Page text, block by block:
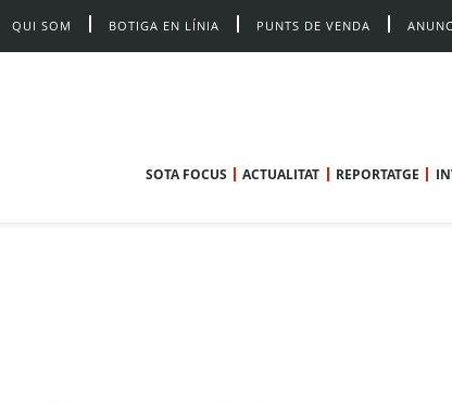
QUI SOM BOTIGA EN LÍNIA PUNTS DE VENDA
SOTA FOCUS ACTUALITAT REPORTATGE